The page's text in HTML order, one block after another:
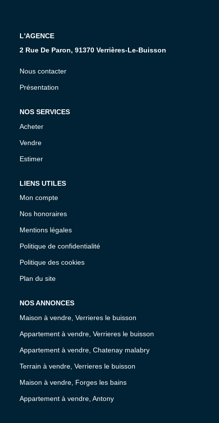
Avis Clients
L'AGENCE
2 Rue De Paron, 91370 Verrières-Le-Buisson
Nous contacter
Présentation
NOS SERVICES
Acheter
Vendre
Estimer
LIENS UTILES
Mon compte
Nos honoraires
Mentions légales
Politique de confidentialité
Politique des cookies
Plan du site
NOS ANNONCES
Maison à vendre, Verrieres le buisson
Appartement à vendre, Verrieres le buisson
Appartement à vendre, Chatenay malabry
Terrain à vendre, Verrieres le buisson
Maison à vendre, Forges les bains
Appartement à vendre, Antony